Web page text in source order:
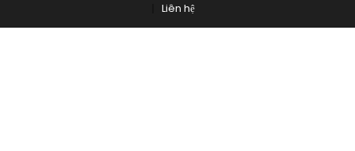
Liên hệ